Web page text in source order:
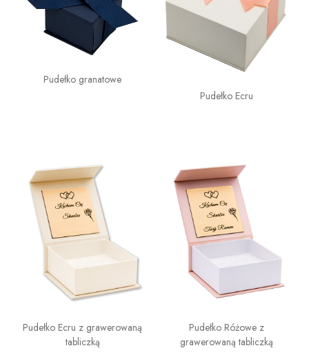
Pudełko granatowe
Pudełko Ecru
Pudełko Ecru z grawerowaną
tabliczką
Pudełko Różowe z
grawerowaną tabliczką